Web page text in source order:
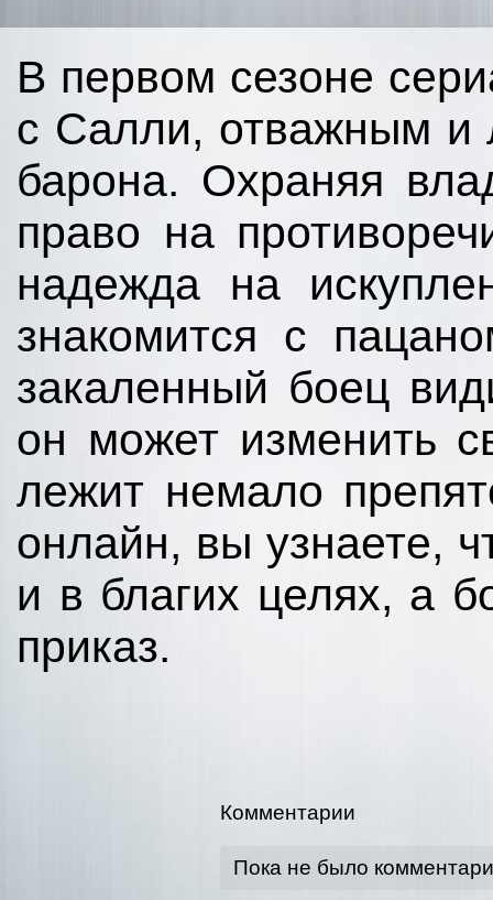
В первом сезоне
с Салли, отважным и
барона. Охраняя
право на
надежда на
знакомится с
закаленный боец
он может изменить
лежит немало
онлайн, вы узнаете,
и в благих целях, а
приказ.
Комментарии
Пока не было